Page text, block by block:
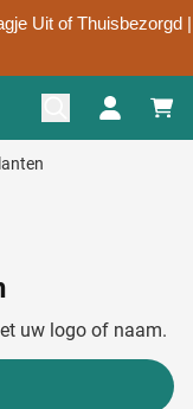
Uit of Thuisbezorgd |
uw logo of naam.